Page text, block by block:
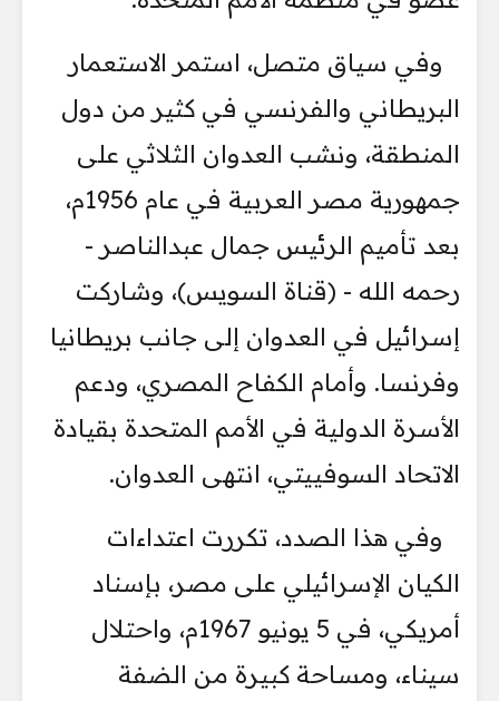
وفي سياق متصل، استمر الاستعمار
البريطاني والفرنسي في كثير من دول
المنطقة، ونشب العدوان الثلاثي على
جمهورية مصر العربية في عام 1956م،
بعد تأميم الرئيس جمال عبدالناصر -
رحمه الله - (قناة السويس)، وشاركت
إسرائيل في العدوان إلى جانب بريطانيا
وفرنسا. وأمام الكفاح المصري، ودعم
الأسرة الدولية في الأمم المتحدة بقيادة
الاتحاد السوفييتي، انتهى العدوان.
وفي هذا الصدد، تكررت اعتداءات
الكيان الإسرائيلي على مصر، بإسناد
أمريكي، في 5 يونيو 1967م، واحتلال
سيناء، ومساحة كبيرة من الضفة